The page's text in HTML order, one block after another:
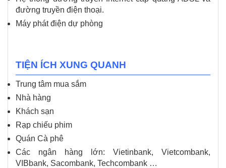
đường truyền điện thoại.
Máy phát điện dự phòng
TIỆN ÍCH XUNG QUANH
Trung tâm mua sắm
Nhà hàng
Khách sạn
Rạp chiếu phim
Quán Cà phê
Các ngân hàng lớn: Vietinbank, Vietcombank,
VIBbank, Sacombank, Techcombank …